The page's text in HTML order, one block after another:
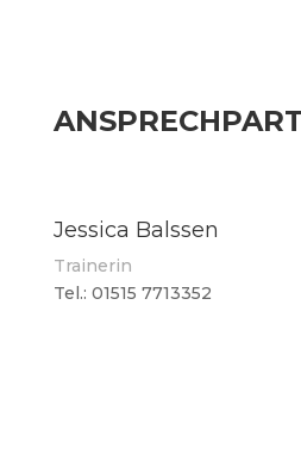
Jessica Balssen
Trainerin
Tel.: 01515 7713352